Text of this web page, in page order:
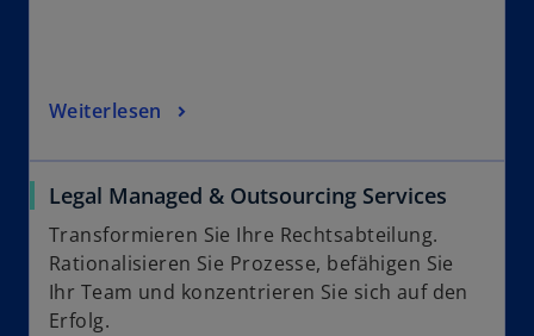
Weiterlesen
Legal Managed & Outsourcing Services
Transformieren Sie Ihre Rechtsabteilung.
Rationalisieren Sie Prozesse, befähigen Sie
Ihr Team und konzentrieren Sie sich auf den
Erfolg.